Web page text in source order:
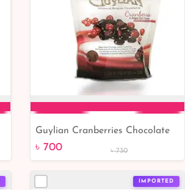
Add to Cart
Guylian Cranberries Chocolate
150gm
৳ 700 ৳ 730
IMPORTED